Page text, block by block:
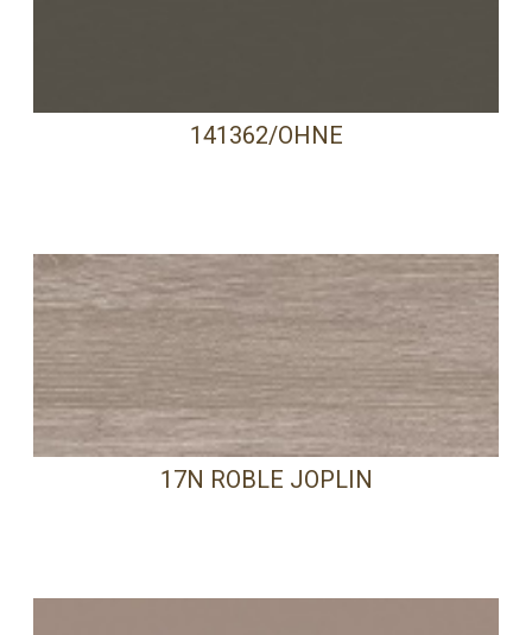
141362/OHNE
17N ROBLE JOPLIN